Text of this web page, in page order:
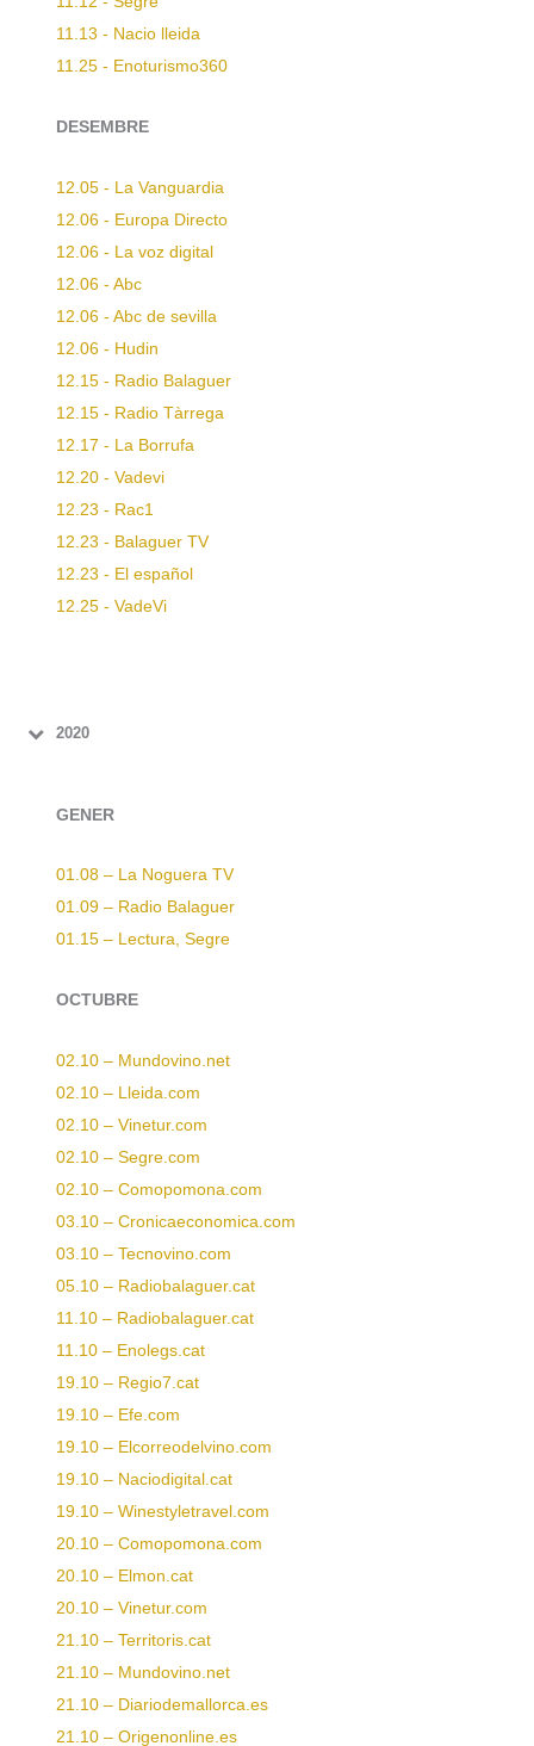
11.13 - Nacio lleida
11.25 - Enoturismo360
DESEMBRE
12.05 - La Vanguardia
12.06 - Europa Directo
12.06 - La voz digital
12.06 - Abc
12.06 - Abc de sevilla
12.06 - Hudin
12.15 - Radio Balaguer
12.15 - Radio Tàrrega
12.17 - La Borrufa
12.20 - Vadevi
12.23 - Rac1
12.23 - Balaguer TV
12.23 - El español
12.25 - VadeVi
2020
GENER
01.08 – La Noguera TV
01.09 – Radio Balaguer
01.15 – Lectura, Segre
OCTUBRE
02.10 – Mundovino.net
02.10 – Lleida.com
02.10 – Vinetur.com
02.10 – Segre.com
02.10 – Comopomona.com
03.10 – Cronicaeconomica.com
03.10 – Tecnovino.com
05.10 – Radiobalaguer.cat
11.10 – Radiobalaguer.cat
11.10 – Enolegs.cat
19.10 – Regio7.cat
19.10 – Efe.com
19.10 – Elcorreodelvino.com
19.10 – Naciodigital.cat
19.10 – Winestyletravel.com
20.10 – Comopomona.com
20.10 – Elmon.cat
20.10 – Vinetur.com
21.10 – Territoris.cat
21.10 – Mundovino.net
21.10 – Diariodemallorca.es
21.10 – Origenonline.es